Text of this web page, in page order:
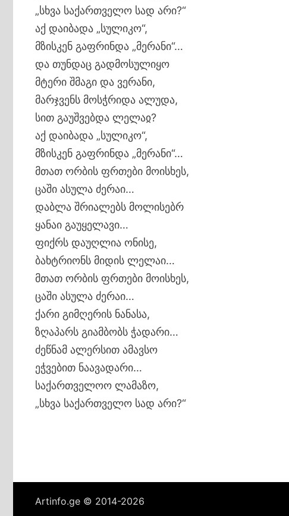
„სხვა საქართველო სად არი?“
აქ დაიბადა „სულიკო“,
მზისკენ გაფრინდა „მერანი“…
და თუნდაც გადმოსულიყო
მტერი შმაგი და ვერანი,
მარჯვენს მოსჭრიდა ალუდა,
სით გაუშვებდა ლელაჲ?
აქ დაიბადა „სულიკო“,
მზისკენ გაფრინდა „მერანი“…
მთათ ორბის ფრთები მოისხეს,
ცაში ასულა ძერაი…
დაბლა შრიალებს მოლისებრ
ყანაი გაუყელავი…
ფიქრს დაუღლია ონისე,
ბახტრიონს მიდის ლელაი…
მთათ ორბის ფრთები მოისხეს,
ცაში ასულა ძერაი…
ქარი გიმღერის ნანასა,
ზღაპარს გიამბობს ჭადარი…
ძეწნამ ალერსით ამავსო
ეჭვებით ნაავადარი…
საქართველოო ლამაზო,
„სხვა საქართველო სად არი?“
Artinfo.ge © 2014-2026